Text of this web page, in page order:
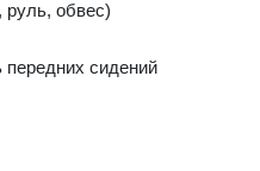
руль, обвес)
передних сидений